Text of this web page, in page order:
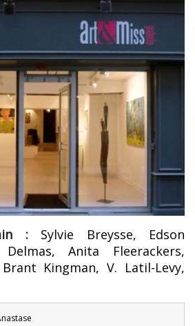
:Sylvie Breysse, Edson
Anita Fleerackers,
Kingman, V. Latil-Levy,